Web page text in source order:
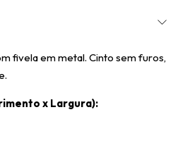
fivela em metal. Cinto sem furos,
x Largura):